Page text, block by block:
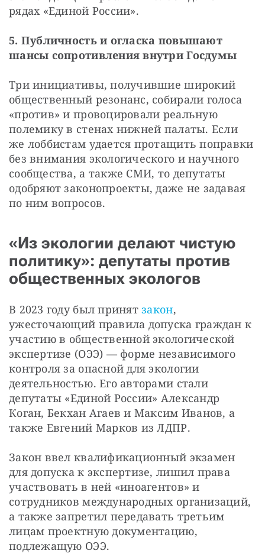
рядах «Единой России».
5. Публичность и огласка повышают
шансы сопротивления внутри Госдумы
Три инициативы, получившие широкий
общественный резонанс, собирали голоса
«против» и провоцировали реальную
полемику в стенах нижней палаты. Если
же лоббистам удается протащить поправки
без внимания экологического и научного
сообщества, а также СМИ, то депутаты
одобряют законопроекты, даже не задавая
по ним вопросов.
«Из экологии делают чистую
политику»: депутаты против
общественных экологов
В 2023 году был принят закон,
ужесточающий правила допуска граждан к
участию в общественной экологической
экспертизе (ОЭЭ) — форме независимого
контроля за опасной для экологии
деятельностью. Его авторами стали
депутаты «Единой России» Александр
Коган, Бекхан Агаев и Максим Иванов, а
также Евгений Марков из ЛДПР.
Закон ввел квалификационный экзамен
для допуска к экспертизе, лишил права
участвовать в ней «иноагентов» и
сотрудников международных организаций,
а также запретил передавать третьим
лицам проектную документацию,
подлежащую ОЭЭ.